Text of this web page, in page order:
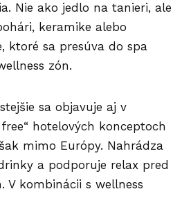
Nie ako jedlo na tanieri, ale
keramike alebo
ktoré sa presúva do spa
zón.
sa objavuje aj v
hotelových konceptoch
mimo Európy. Nahrádza
a podporuje relax pred
V kombinácii s wellness